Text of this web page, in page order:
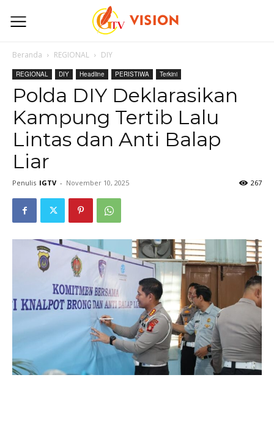
Beranda REGIONAL DIY
REGIONAL DIY Headline PERISTIWA Terkini
Polda DIY Deklarasikan
Kampung Tertib Lalu
Lintas dan Anti Balap
Liar
Penulis IGTV - November 10, 2025 267